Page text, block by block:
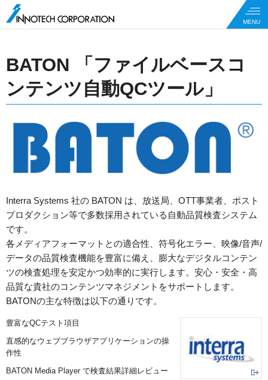
BATON 「ファイルベースコ
ンテンツ自動QCツール」
Interra Systems 社の BATON は、放送局、OTT事業者、ポスト
プロダクション等で多数採用されている自動品質検査システム
です。
各メディアフォーマットとの適合性、符号化エラー、映像/音声/
データの品質検査機能を豊富に備え、膨大なデジタルコンテン
ツの検査処理を安定かつ効率的に実行します。安心・安全・高
品質な貴社のコンテンツマネジメントをサポートします。
BATONの主な特徴は以下の通りです。
豊富なQCテスト項目
直感的なウェブブラウザアプリケーションの操
作性
BATON Media Player で検査結果詳細レビュー